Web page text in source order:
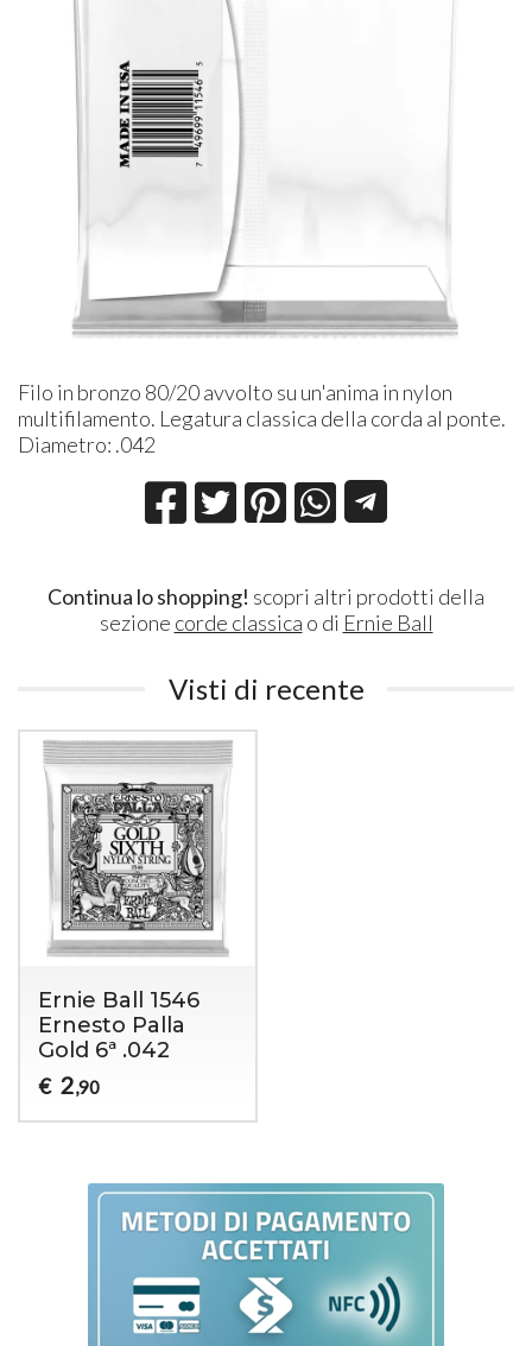
Filo in bronzo 80/20 avvolto su un'anima in nylon
multifilamento. Legatura classica della corda al ponte.
Diametro: .042
Continua lo shopping! scopri altri prodotti della
sezione corde classica o di Ernie Ball
Visti di recente
Ernie Ball 1546
Ernesto Palla
Gold 6ª .042
€ 2,90